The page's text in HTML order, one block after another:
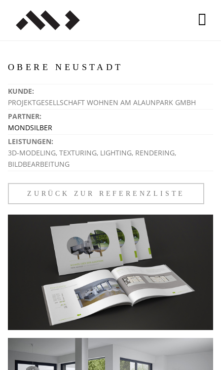
OBERE NEUSTADT
KUNDE:
PROJEKTGESELLSCHAFT WOHNEN AM ALAUNPARK GMBH
PARTNER:
MONDSILBER
LEISTUNGEN:
3D-MODELING, TEXTURING, LIGHTING, RENDERING,
BILDBEARBEITUNG
ZURÜCK ZUR REFERENZLISTE